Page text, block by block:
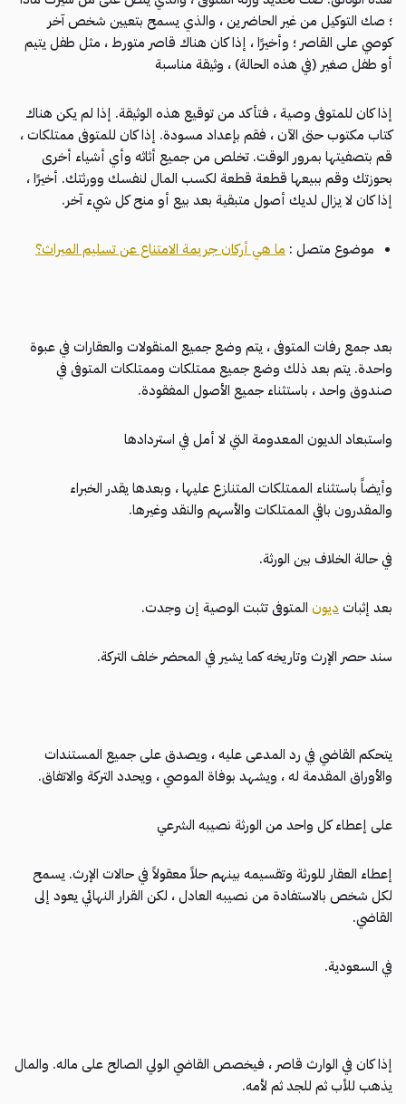
؛ صك التوكيل من غير الحاضرين ، والذي يسمح بتعيين شخص آخر
كوصي على القاصر ؛ وأخيرًا ، إذا كان هناك قاصر متورط ، مثل طفل يتيم
أو طفل صغير (في هذه الحالة) ، وثيقة مناسبة
إذا كان للمتوفى وصية ، فتأكد من توقيع هذه الوثيقة. إذا لم يكن هناك
كتاب مكتوب حتى الآن ، فقم بإعداد مسودة. إذا كان للمتوفى ممتلكات ،
قم بتصفيتها بمرور الوقت. تخلص من جميع أثاثه وأي أشياء أخرى
بحوزتك وقم ببيعها قطعة قطعة لكسب المال لنفسك وورثتك. أخيرًا ،
إذا كان لا يزال لديك أصول متبقية بعد بيع أو منح كل شيء آخر.
موضوع متصل : ما هي أركان جريمة الامتناع عن تسليم الميراث؟
بعد جمع رفات المتوفى ، يتم وضع جميع المنقولات والعقارات في عبوة
واحدة. يتم بعد ذلك وضع جميع ممتلكات وممتلكات المتوفى في
صندوق واحد ، باستثناء جميع الأصول المفقودة.
واستبعاد الديون المعدومة التي لا أمل في استردادها
وأيضاً باستثناء الممتلكات المتنازع عليها ، وبعدها يقدر الخبراء
والمقدرون باقي الممتلكات والأسهم والنقد وغيرها.
في حالة الخلاف بين الورثة.
بعد إثبات ديون المتوفى تثبت الوصية إن وجدت.
سند حصر الإرث وتاريخه كما يشير في المحضر خلف التركة.
يتحكم القاضي في رد المدعى عليه ، ويصدق على جميع المستندات
والأوراق المقدمة له ، ويشهد بوفاة الموصي ، ويحدد التركة والاتفاق.
على إعطاء كل واحد من الورثة نصيبه الشرعي
إعطاء العقار للورثة وتقسيمه بينهم حلاً معقولاً في حالات الإرث. يسمح
لكل شخص بالاستفادة من نصيبه العادل ، لكن القرار النهائي يعود إلى
القاضي.
في السعودية.
إذا كان في الوارث قاصر ، فيخصص القاضي الولي الصالح على ماله. والمال
يذهب للأب ثم للجد ثم لأمه.